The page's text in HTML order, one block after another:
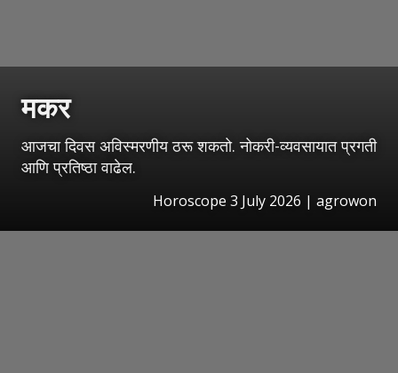
मकर
आजचा दिवस अविस्मरणीय ठरू शकतो. नोकरी-व्यवसायात प्रगती
आणि प्रतिष्ठा वाढेल.
Horoscope 3 July 2026 | agrowon